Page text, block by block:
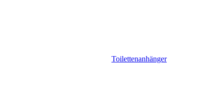
Toilettenanhänger